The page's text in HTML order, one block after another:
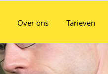
Over ons Tarieven